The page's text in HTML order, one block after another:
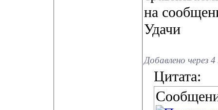
на
Удачи
Добавлено через
Цитата: